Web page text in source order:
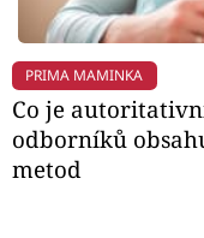
Sledujte nás
PRIMA MAMINKA
Co je
odborníků
metod